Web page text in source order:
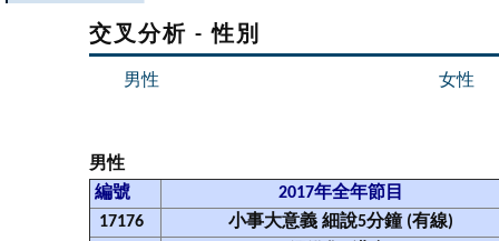
交叉分析 - 性別
男性 女性
男性
編號
2017年全年節目
17176
小事大意義 細說5分鐘 (有線)